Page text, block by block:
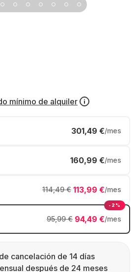
mínimo de alquiler
301,49 €/mes
160,99 €/mes
113,99 €/mes
114,49 €
94,49 €/mes
95,99 €
-2%
cancelación de 14 días
después de 24 meses